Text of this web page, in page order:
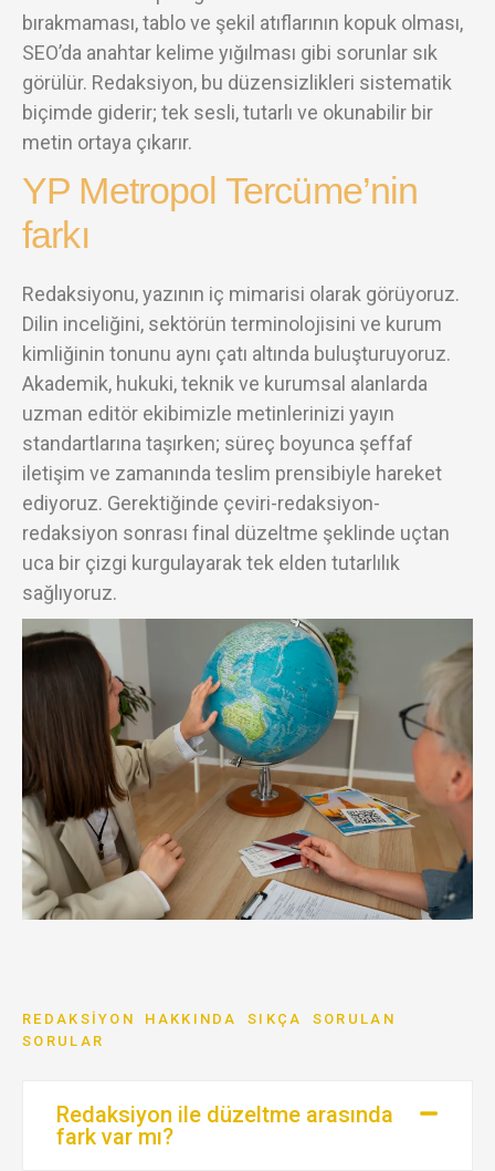
bırakmaması, tablo ve şekil atıflarının kopuk olması,
SEO’da anahtar kelime yığılması gibi sorunlar sık
görülür. Redaksiyon, bu düzensizlikleri sistematik
biçimde giderir; tek sesli, tutarlı ve okunabilir bir
metin ortaya çıkarır.
YP Metropol Tercüme’nin
farkı
Redaksiyonu, yazının iç mimarisi olarak görüyoruz.
Dilin inceliğini, sektörün terminolojisini ve kurum
kimliğinin tonunu aynı çatı altında buluşturuyoruz.
Akademik, hukuki, teknik ve kurumsal alanlarda
uzman editör ekibimizle metinlerinizi yayın
standartlarına taşırken; süreç boyunca şeffaf
iletişim ve zamanında teslim prensibiyle hareket
ediyoruz. Gerektiğinde çeviri-redaksiyon-
redaksiyon sonrası final düzeltme şeklinde uçtan
uca bir çizgi kurgulayarak tek elden tutarlılık
sağlıyoruz.
REDAKSIYON HAKKINDA SIKÇA SORULAN
SORULAR
Redaksiyon ile düzeltme arasında
fark var mı?